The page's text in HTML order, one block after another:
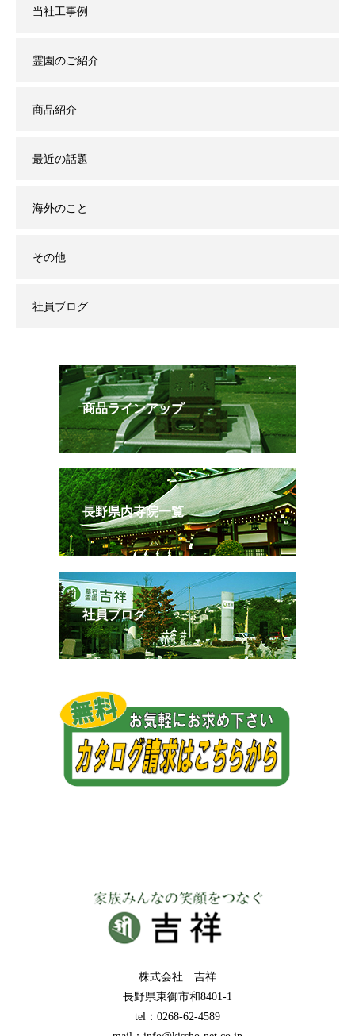
当社工事例
霊園のご紹介
商品紹介
最近の話題
海外のこと
その他
社員ブログ
商品ラインアップ
長野県内寺院一覧
社員ブログ
株式会社 吉祥
長野県東御市和8401-1
tel：0268-62-4589